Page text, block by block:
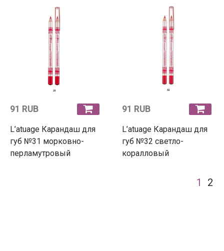
91 RUB
L’atuage Карандаш для
губ №31 морковно-
перламутровый
91 RUB
L’atuage Карандаш для
губ №32 светло-
коралловый
1 2